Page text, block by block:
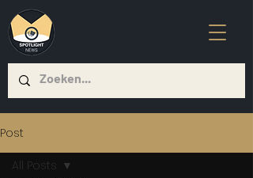
Post
All Posts